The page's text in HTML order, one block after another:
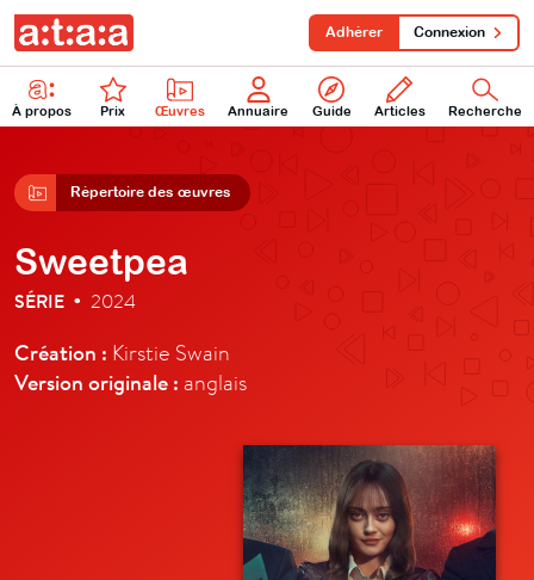
À propos Prix Œuvres Annuaire Guide Articles Recherche
Adhérer Connexion
Répertoire des œuvres
Sweetpea
SÉRIE • 2024
Création : Kirstie Swain
Version originale : anglais